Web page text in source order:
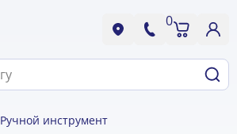
0
Ручной инструмент